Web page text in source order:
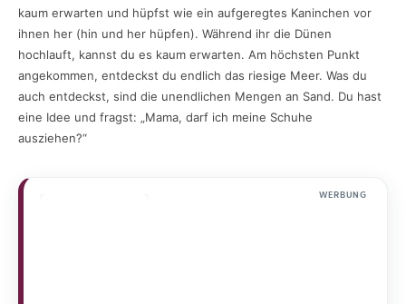
kaum erwarten und hüpfst wie ein aufgeregtes Kaninchen vor
ihnen her (hin und her hüpfen). Während ihr die Dünen
hochlauft, kannst du es kaum erwarten. Am höchsten Punkt
angekommen, entdeckst du endlich das riesige Meer. Was du
auch entdeckst, sind die unendlichen Mengen an Sand. Du hast
eine Idee und fragst: „Mama, darf ich meine Schuhe
ausziehen?“
WERBUNG